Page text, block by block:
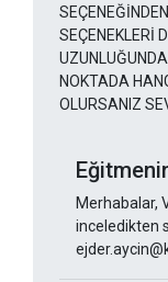
SEÇENEKLERİ
NOKTADA
OLURSANIZ
Merhabalar,
inceledikten